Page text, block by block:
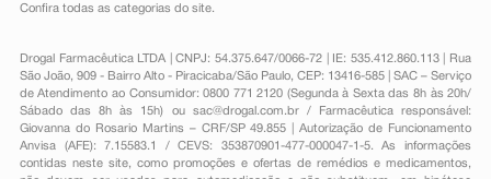
Confira todas as categorias do site.
Drogal Farmacêutica LTDA | CNPJ: 54.375.647/0066-72 | IE: 535.412.860.113 | Rua
São João, 909 - Bairro Alto - Piracicaba/São Paulo, CEP: 13416-585 | SAC – Serviço
de Atendimento ao Consumidor: 0800 771 2120 (Segunda à Sexta das 8h às 20h/
Sábado das 8h às 15h) ou sac@drogal.com.br/ Farmacêutica responsável:
Giovanna do Rosario Martins – CRF/SP 49.855 | Autorização de Funcionamento
Anvisa (AFE): 7.15583.1 / CEVS: 353870901-477-000047-1-5. As informações
contidas neste site, como promoções e ofertas de remédios e medicamentos,